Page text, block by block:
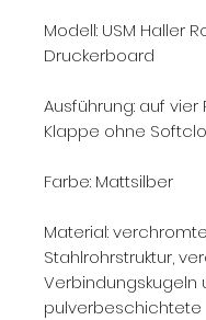
Modell: USM Haller
Druckerboard
Ausführung: auf vier
Klappe ohne
Farbe: Mattsilber
Material: verchromte
Stahlrohrstruktur,
Verbindungskugeln
pulverbeschichtete